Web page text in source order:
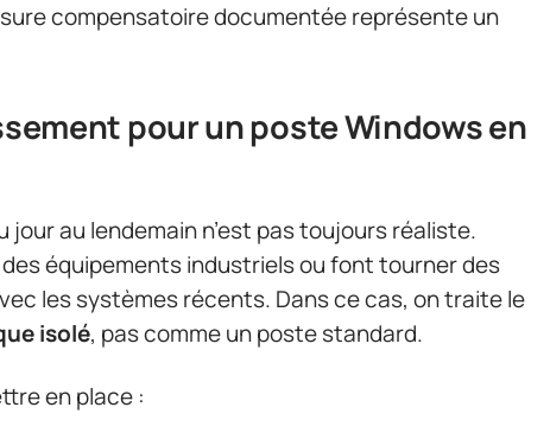
compensatoire documentée représente un
pour un poste Windows en
au lendemain n’est pas toujours réaliste.
équipements industriels ou font tourner des
les systèmes récents. Dans ce cas, on traite le
isolé, pas comme un poste standard.
en place :